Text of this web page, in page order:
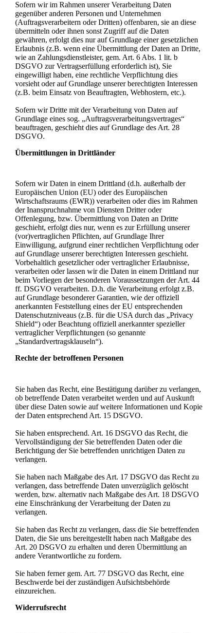
Sofern wir im Rahmen unserer Verarbeitung Daten
gegenüber anderen Personen und Unternehmen
(Auftragsverarbeitern oder Dritten) offenbaren, sie an diese
übermitteln oder ihnen sonst Zugriff auf die Daten
gewähren, erfolgt dies nur auf Grundlage einer gesetzlichen
Erlaubnis (z.B. wenn eine Übermittlung der Daten an Dritte,
wie an Zahlungsdienstleister, gem. Art. 6 Abs. 1 lit. b
DSGVO zur Vertragserfüllung erforderlich ist), Sie
eingewilligt haben, eine rechtliche Verpflichtung dies
vorsieht oder auf Grundlage unserer berechtigten Interessen
(z.B. beim Einsatz von Beauftragten, Webhostern, etc.).
Sofern wir Dritte mit der Verarbeitung von Daten auf
Grundlage eines sog. „Auftragsverarbeitungsvertrages“
beauftragen, geschieht dies auf Grundlage des Art. 28
DSGVO.
Übermittlungen in Drittländer
Sofern wir Daten in einem Drittland (d.h. außerhalb der
Europäischen Union (EU) oder des Europäischen
Wirtschaftsraums (EWR)) verarbeiten oder dies im Rahmen
der Inanspruchnahme von Diensten Dritter oder
Offenlegung, bzw. Übermittlung von Daten an Dritte
geschieht, erfolgt dies nur, wenn es zur Erfüllung unserer
(vor)vertraglichen Pflichten, auf Grundlage Ihrer
Einwilligung, aufgrund einer rechtlichen Verpflichtung oder
auf Grundlage unserer berechtigten Interessen geschieht.
Vorbehaltlich gesetzlicher oder vertraglicher Erlaubnisse,
verarbeiten oder lassen wir die Daten in einem Drittland nur
beim Vorliegen der besonderen Voraussetzungen der Art. 44
ff. DSGVO verarbeiten. D.h. die Verarbeitung erfolgt z.B.
auf Grundlage besonderer Garantien, wie der offiziell
anerkannten Feststellung eines der EU entsprechenden
Datenschutzniveaus (z.B. für die USA durch das „Privacy
Shield“) oder Beachtung offiziell anerkannter spezieller
vertraglicher Verpflichtungen (so genannte
„Standardvertragsklauseln“).
Rechte der betroffenen Personen
Sie haben das Recht, eine Bestätigung darüber zu verlangen,
ob betreffende Daten verarbeitet werden und auf Auskunft
über diese Daten sowie auf weitere Informationen und Kopie
der Daten entsprechend Art. 15 DSGVO.
Sie haben entsprechend. Art. 16 DSGVO das Recht, die
Vervollständigung der Sie betreffenden Daten oder die
Berichtigung der Sie betreffenden unrichtigen Daten zu
verlangen.
Sie haben nach Maßgabe des Art. 17 DSGVO das Recht zu
verlangen, dass betreffende Daten unverzüglich gelöscht
werden, bzw. alternativ nach Maßgabe des Art. 18 DSGVO
eine Einschränkung der Verarbeitung der Daten zu
verlangen.
Sie haben das Recht zu verlangen, dass die Sie betreffenden
Daten, die Sie uns bereitgestellt haben nach Maßgabe des
Art. 20 DSGVO zu erhalten und deren Übermittlung an
andere Verantwortliche zu fordern.
Sie haben ferner gem. Art. 77 DSGVO das Recht, eine
Beschwerde bei der zuständigen Aufsichtsbehörde
einzureichen.
Widerrufsrecht